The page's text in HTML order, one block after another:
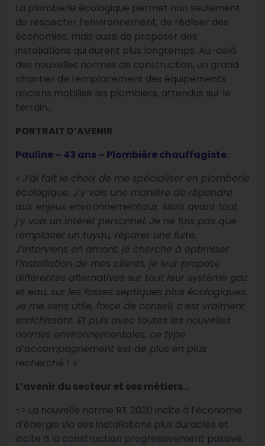
La plomberie écologique permet non seulement
de respecter l’environnement, de réaliser des
économies, mais aussi de proposer des
installations qui durent plus longtemps. Au-delà
des nouvelles normes de construction, un grand
chantier de remplacement des équipements
anciens mobilise les plombiers, attendus sur le
terrain…
PORTRAIT D’AVENIR
Pauline – 43 ans – Plombière chauffagiste.
« J’ai fait le choix de me spécialiser en plomberie
écologique. J’y vois une manière de répondre
aux enjeux environnementaux. Mais avant tout,
j’y vois un intérêt personnel. Je ne fais pas que
remplacer un tuyau, réparer une fuite.
J’interviens en amont, je cherche à optimiser
l’installation de mes clients, je leur propose
différentes alternatives sur tout leur système gaz
et eau, sur les fosses septiques plus écologiques.
Je me sens utile, force de conseil, c’est vraiment
enrichissant. Et puis avec toutes les nouvelles
normes environnementales, ce type
d’accompagnement est de plus en plus
recherché ! ».
L’avenir du secteur et ses métiers…
-> La nouvelle norme RT 2020 incite à l’économie
d’énergie via des installations plus durables et
incite à la construction progressivement passive.